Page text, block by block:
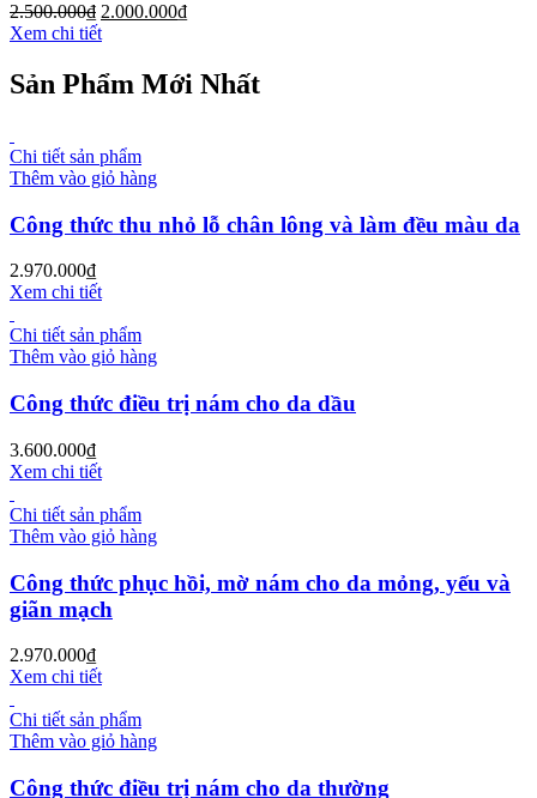
2.500.000₫ 2.000.000₫
Xem chi tiết
Sản Phẩm Mới Nhất
Chi tiết sản phẩm
Thêm vào giỏ hàng
Công thức thu nhỏ lỗ chân lông và làm đều màu da
2.970.000₫
Xem chi tiết
Chi tiết sản phẩm
Thêm vào giỏ hàng
Công thức điều trị nám cho da dầu
3.600.000₫
Xem chi tiết
Chi tiết sản phẩm
Thêm vào giỏ hàng
Công thức phục hồi, mờ nám cho da mỏng, yếu và
giãn mạch
2.970.000₫
Xem chi tiết
Chi tiết sản phẩm
Thêm vào giỏ hàng
Công thức điều trị nám cho da thường